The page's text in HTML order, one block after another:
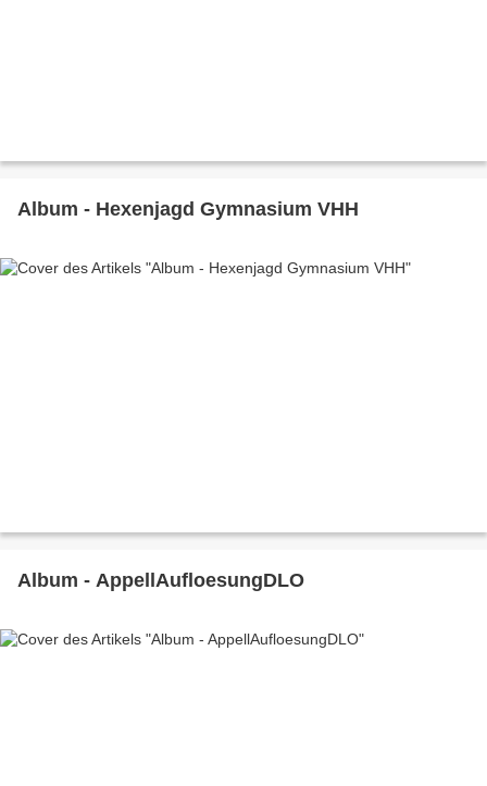
Album - Hexenjagd Gymnasium VHH
Album - AppellAufloesungDLO